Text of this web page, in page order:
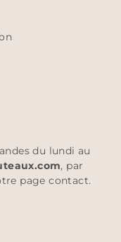
du lundi au
, par
pagecontact.